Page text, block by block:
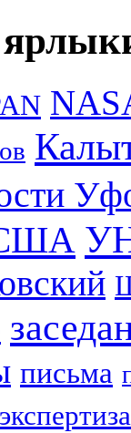
письма
экспертиза